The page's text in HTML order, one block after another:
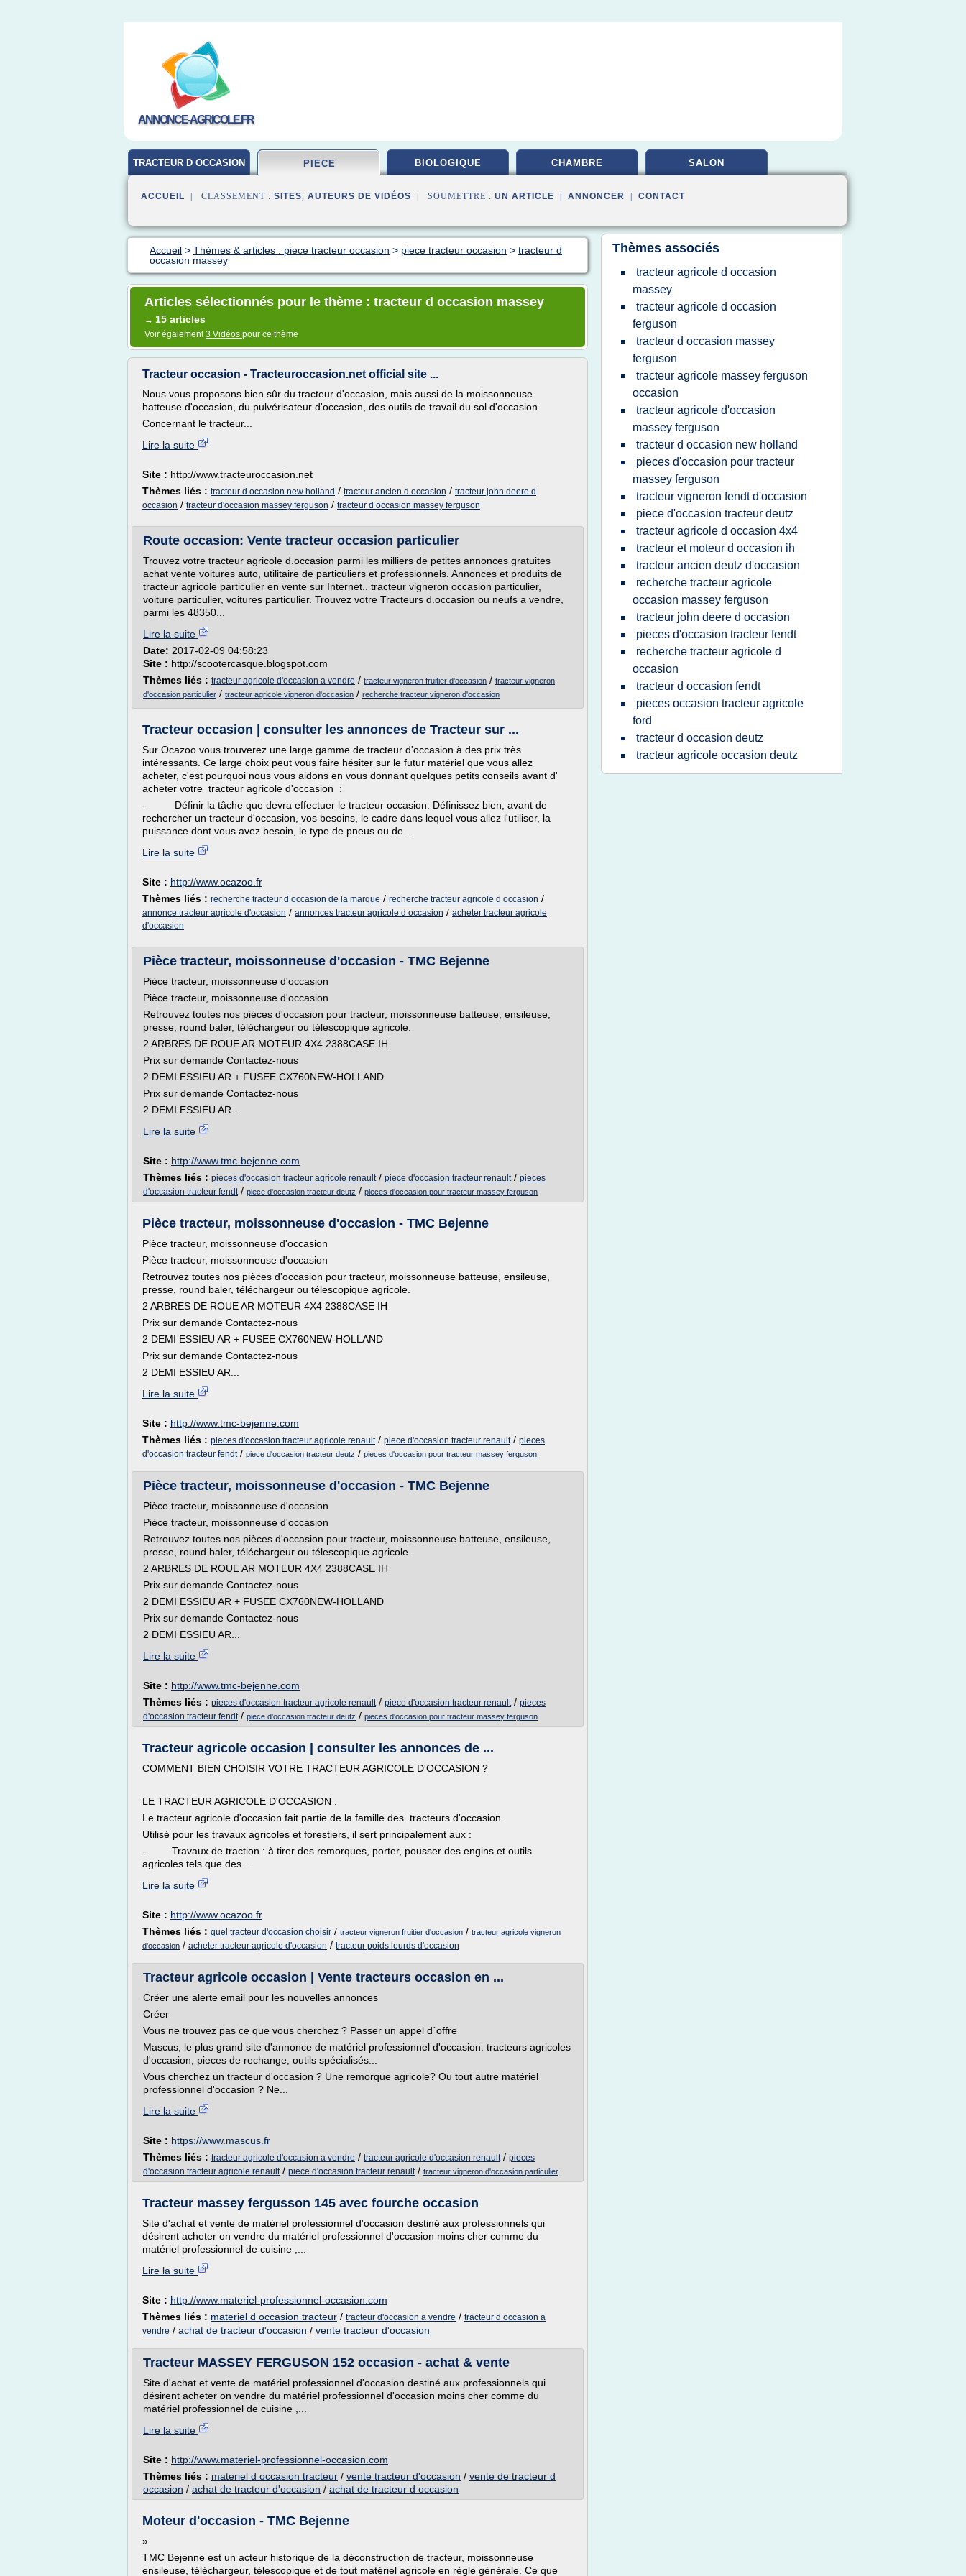
ANNONCE-AGRICOLE.FR
TRACTEUR D OCCASION PIECE BIOLOGIQUE CHAMBRE SALON
ACCUEIL | CLASSEMENT : SITES, AUTEURS DE VIDÉOS | SOUMETTRE : UN ARTICLE ANNONCER CONTACT
Accueil > Thèmes & articles : piece tracteur occasion > piece tracteur occasion > tracteur d
occasion massey
Articles sélectionnés pour le thème : tracteur d occasion massey
→ 15 articles
Voir également3 Vidéos pour ce thème
Tracteur occasion - Tracteuroccasion.net official site ...
Nous vous proposons bien sûr du tracteur d'occasion, mais aussi de la moissonneuse
batteuse d'occasion, du pulvérisateur d'occasion, des outils de travail du sol d'occasion.
Concernant le tracteur...
Lire la suite
Site : http://www.tracteuroccasion.net
Thèmes liés : tracteur d occasion new holland / tracteur ancien d occasion / tracteur john deere d
occasion / tracteur d'occasion massey ferguson / tracteur d occasion massey ferguson
Route occasion: Vente tracteur occasion particulier
Trouvez votre tracteur agricole d.occasion parmi les milliers de petites annonces gratuites
achat vente voitures auto, utilitaire de particuliers et professionnels. Annonces et produits de
tracteur agricole particulier en vente sur Internet.. tracteur vigneron occasion particulier,
voiture particulier, voitures particulier. Trouvez votre Tracteurs d.occasion ou neufs a vendre,
parmi les 48350...
Lire la suite
Date: 2017-02-09 04:58:23
Site : http://scootercasque.blogspot.com
Thèmes liés : tracteur agricole d'occasion a vendre / tracteur vigneron fruitier d'occasion / tracteur vigneron
d'occasion particulier / tracteur agricole vigneron d'occasion / recherche tracteur vigneron d'occasion
Tracteur occasion | consulter les annonces de Tracteur sur ...
Sur Ocazoo vous trouverez une large gamme de tracteur d'occasion à des prix très
intéressants. Ce large choix peut vous faire hésiter sur le futur matériel que vous allez
acheter, c'est pourquoi nous vous aidons en vous donnant quelques petits conseils avant d'
acheter votre tracteur agricole d'occasion :
- Définir la tâche que devra effectuer le tracteur occasion. Définissez bien, avant de
rechercher un tracteur d'occasion, vos besoins, le cadre dans lequel vous allez l'utiliser, la
puissance dont vous avez besoin, le type de pneus ou de...
Lire la suite
Site : http://www.ocazoo.fr
Thèmes liés : recherche tracteur d occasion de la marque / recherche tracteur agricole d occasion /
annonce tracteur agricole d'occasion / annonces tracteur agricole d occasion / acheter tracteur agricole
d'occasion
Pièce tracteur, moissonneuse d'occasion - TMC Bejenne
Pièce tracteur, moissonneuse d'occasion
Pièce tracteur, moissonneuse d'occasion
Retrouvez toutes nos pièces d'occasion pour tracteur, moissonneuse batteuse, ensileuse,
presse, round baler, téléchargeur ou télescopique agricole.
2 ARBRES DE ROUE AR MOTEUR 4X4 2388CASE IH
Prix sur demande Contactez-nous
2 DEMI ESSIEU AR + FUSEE CX760NEW-HOLLAND
Prix sur demande Contactez-nous
2 DEMI ESSIEU AR...
Lire la suite
Site : http://www.tmc-bejenne.com
Thèmes liés : pieces d'occasion tracteur agricole renault/ piece d'occasion tracteur renault/ pieces
d'occasion tracteur fendt/ piece d'occasion tracteur deutz / pieces d'occasion pour tracteur massey ferguson
Pièce tracteur, moissonneuse d'occasion - TMC Bejenne
Pièce tracteur, moissonneuse d'occasion
Pièce tracteur, moissonneuse d'occasion
Retrouvez toutes nos pièces d'occasion pour tracteur, moissonneuse batteuse, ensileuse,
presse, round baler, téléchargeur ou télescopique agricole.
2 ARBRES DE ROUE AR MOTEUR 4X4 2388CASE IH
Prix sur demande Contactez-nous
2 DEMI ESSIEU AR + FUSEE CX760NEW-HOLLAND
Prix sur demande Contactez-nous
2 DEMI ESSIEU AR...
Lire la suite
Site : http://www.tmc-bejenne.com
Thèmes liés : pieces d'occasion tracteur agricole renault/ piece d'occasion tracteur renault/ pieces
d'occasion tracteur fendt/ piece d'occasion tracteur deutz / pieces d'occasion pour tracteur massey ferguson
Pièce tracteur, moissonneuse d'occasion - TMC Bejenne
Pièce tracteur, moissonneuse d'occasion
Pièce tracteur, moissonneuse d'occasion
Retrouvez toutes nos pièces d'occasion pour tracteur, moissonneuse batteuse, ensileuse,
presse, round baler, téléchargeur ou télescopique agricole.
2 ARBRES DE ROUE AR MOTEUR 4X4 2388CASE IH
Prix sur demande Contactez-nous
2 DEMI ESSIEU AR + FUSEE CX760NEW-HOLLAND
Prix sur demande Contactez-nous
2 DEMI ESSIEU AR...
Lire la suite
Site : http://www.tmc-bejenne.com
Thèmes liés : pieces d'occasion tracteur agricole renault/ piece d'occasion tracteur renault/ pieces
d'occasion tracteur fendt/ piece d'occasion tracteur deutz / pieces d'occasion pour tracteur massey ferguson
Tracteur agricole occasion | consulter les annonces de ...
COMMENT BIEN CHOISIR VOTRE TRACTEUR AGRICOLE D'OCCASION ?
LE TRACTEUR AGRICOLE D'OCCASION :
Le tracteur agricole d'occasion fait partie de la famille des tracteurs d'occasion.
Utilisé pour les travaux agricoles et forestiers, il sert principalement aux :
- Travaux de traction : à tirer des remorques, porter, pousser des engins et outils
agricoles tels que des...
Lire la suite
Site : http://www.ocazoo.fr
Thèmes liés : quel tracteur d'occasion choisir / tracteur vigneron fruitier d'occasion / tracteur agricole vigneron
d'occasion / acheter tracteur agricole d'occasion / tracteur poids lourds d'occasion
Tracteur agricole occasion | Vente tracteurs occasion en ...
Créer une alerte email pour les nouvelles annonces
Créer
Vous ne trouvez pas ce que vous cherchez ? Passer un appel d´offre
Mascus, le plus grand site d'annonce de matériel professionnel d'occasion: tracteurs agricoles
d'occasion, pieces de rechange, outils spécialisés...
Vous cherchez un tracteur d'occasion ? Une remorque agricole? Ou tout autre matériel
professionnel d'occasion ? Ne...
Lire la suite
Site : https://www.mascus.fr
Thèmes liés : tracteur agricole d'occasion a vendre / tracteur agricole d'occasion renault/ pieces
d'occasion tracteur agricole renault/ piece d'occasion tracteur renault/ tracteur vigneron d'occasion particulier
Tracteur massey fergusson 145 avec fourche occasion
Site d'achat et vente de matériel professionnel d'occasion destiné aux professionnels qui
désirent acheter on vendre du matériel professionnel d'occasion moins cher comme du
matériel professionnel de cuisine ,...
Lire la suite
Site : http://www.materiel-professionnel-occasion.com
Thèmes liés : materiel d occasion tracteur / tracteur d'occasion a vendre / tracteur d occasion a
vendre / achat de tracteur d'occasion / vente tracteur d'occasion
Tracteur MASSEY FERGUSON 152 occasion - achat & vente
Site d'achat et vente de matériel professionnel d'occasion destiné aux professionnels qui
désirent acheter on vendre du matériel professionnel d'occasion moins cher comme du
matériel professionnel de cuisine ,...
Lire la suite
Site : http://www.materiel-professionnel-occasion.com
Thèmes liés : materiel d occasion tracteur / vente tracteur d'occasion / vente de tracteur d
occasion / achat de tracteur d'occasion / achat de tracteur d occasion
Moteur d'occasion - TMC Bejenne
»
TMC Bejenne est un acteur historique de la déconstruction de tracteur, moissonneuse
ensileuse, téléchargeur, télescopique et de tout matériel agricole en règle générale. Ce que
Thèmes associés
tracteur agricole d occasion
massey
tracteur agricole d occasion
ferguson
tracteur d occasion massey
ferguson
tracteur agricole massey ferguson
occasion
tracteur agricole d'occasion
massey ferguson
tracteur d occasion new holland
pieces d'occasion pour tracteur
massey ferguson
tracteur vigneron fendt d'occasion
piece d'occasion tracteur deutz
tracteur agricole d occasion 4x4
tracteur et moteur d occasion ih
tracteur ancien deutz d'occasion
recherche tracteur agricole
occasion massey ferguson
tracteur john deere d occasion
pieces d'occasion tracteur fendt
recherche tracteur agricole d
occasion
tracteur d occasion fendt
pieces occasion tracteur agricole
ford
tracteur d occasion deutz
tracteur agricole occasion deutz